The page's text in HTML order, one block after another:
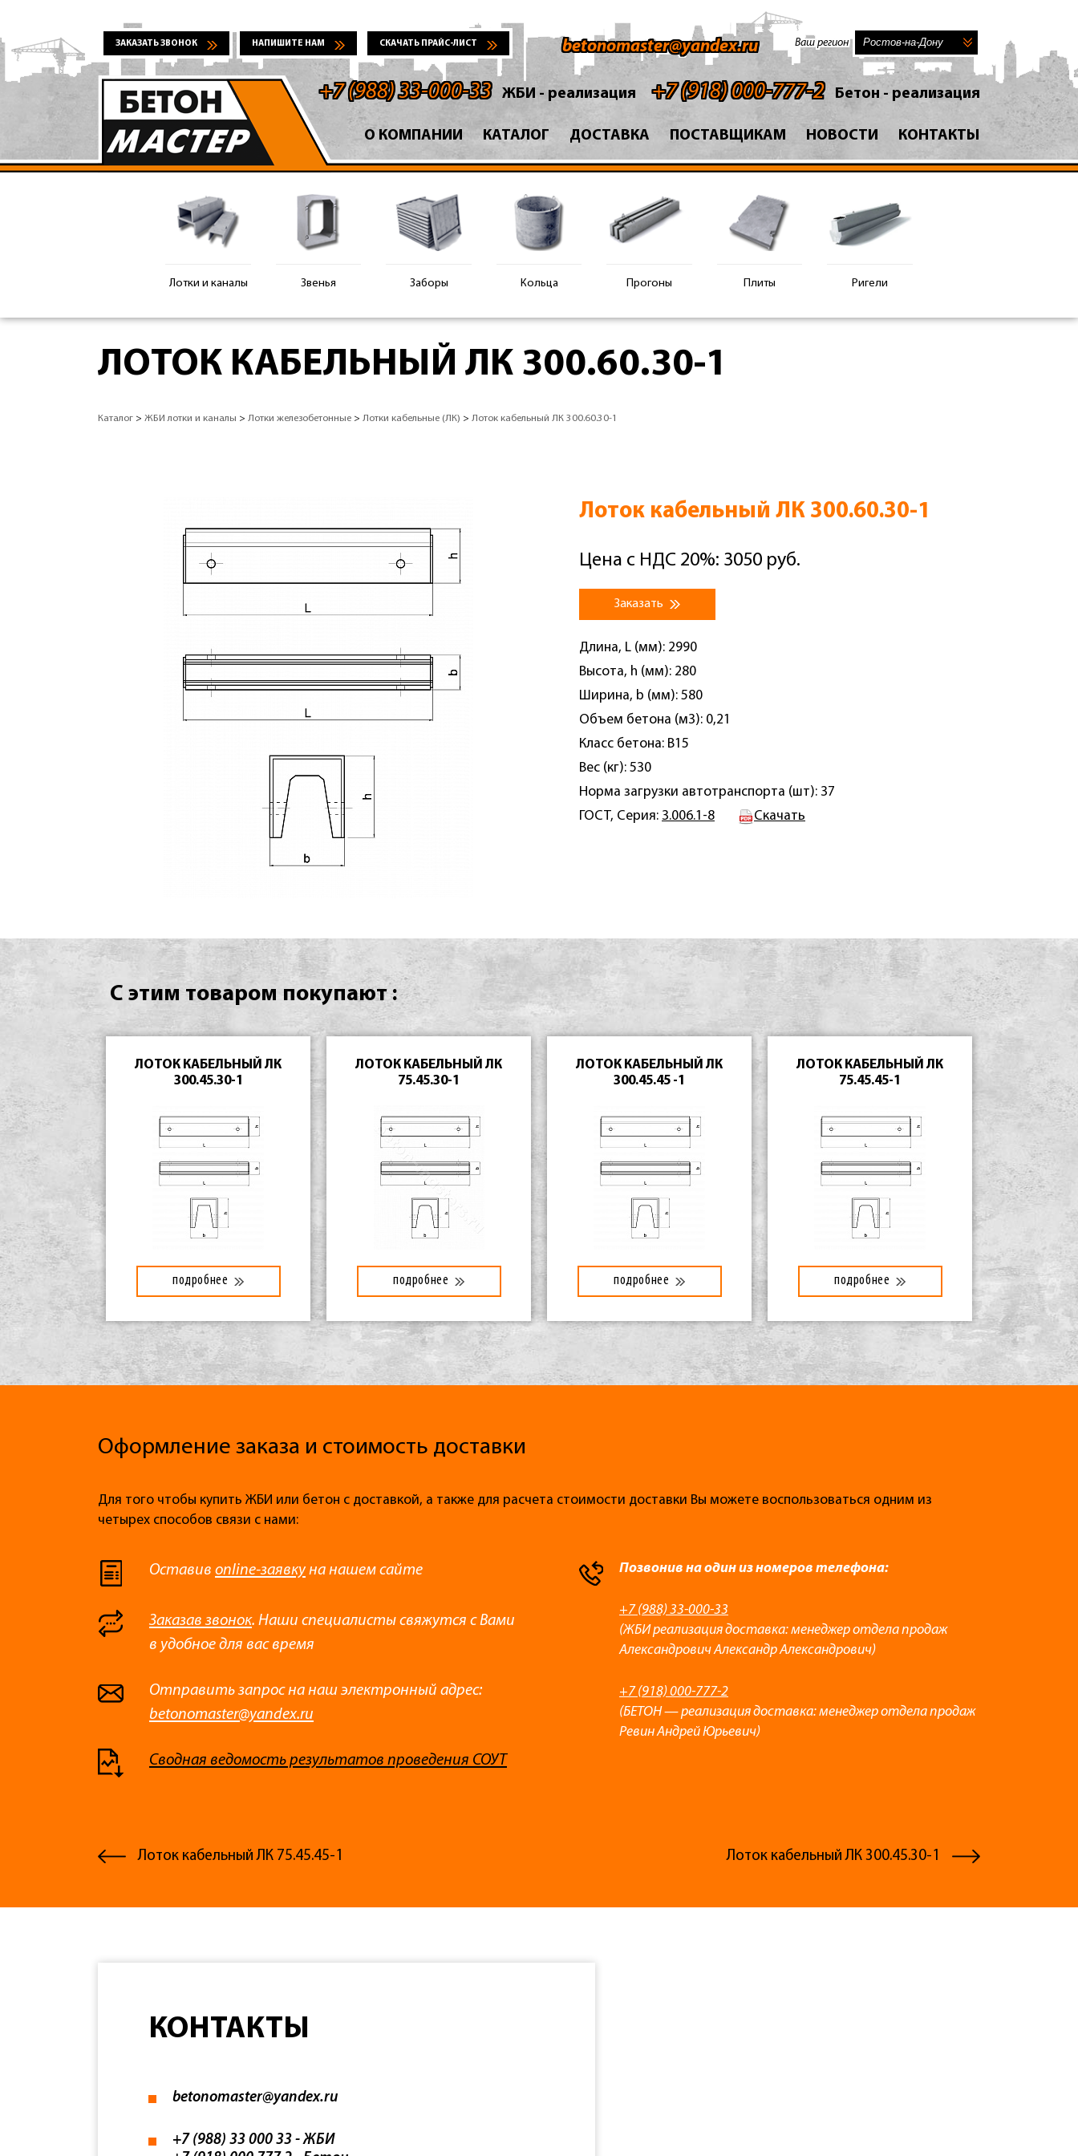
ЗАКАЗАТЬ ЗВОНОК НАПИШИТЕ НАМ СКАЧАТЬ ПРАЙС-ЛИСТ betonomaster@yandex.ru Ваш регион
+7 (988) 33-000-33 ЖБИ - реализация +7 (918) 000-777-2 Бетон - реализация
О КОМПАНИИ КАТАЛОГ ДОСТАВКА ПОСТАВЩИКАМ НОВОСТИ КОНТАКТЫ
Лотки и каналы Звенья Заборы Кольца Прогоны Плиты Ригели
ЛОТОК КАБЕЛЬНЫЙ ЛК 300.60.30-1
Каталог > ЖБИ лотки и каналы > Лотки железобетонные > Лотки кабельные (ЛК) > Лоток кабельный ЛК 300.60.30-1
Лоток кабельный ЛК 300.60.30-1
Цена с НДС 20%: 3050 руб.
Заказать
Длина, L (мм): 2990
Высота, h (мм): 280
Ширина, b (мм): 580
Объем бетона (м3): 0,21
Класс бетона: B15
Вес (кг): 530
Норма загрузки автотранспорта (шт): 37
ГОСТ, Серия: 3.006.1-8 Скачать
С этим товаром покупают :
ЛОТОК КАБЕЛЬНЫЙ ЛК
300.45.30-1
подробнее
ЛОТОК КАБЕЛЬНЫЙ ЛК
75.45.30-1
подробнее
ЛОТОК КАБЕЛЬНЫЙ ЛК
300.45.45 -1
подробнее
ЛОТОК КАБЕЛЬНЫЙ ЛК
75.45.45-1
подробнее
Оформление заказа и стоимость доставки
Для того чтобы купить ЖБИ или бетон с доставкой, а также для расчета стоимости доставки Вы можете воспользоваться одним из
четырех способов связи с нами:
Оставив online-заявкуна нашем сайте
Заказав звонок. Наши специалисты свяжутся с Вами
в удобное для вас время
Отправить запрос на наш электронный адрес:
betonomaster@yandex.ru
Сводная ведомость результатов проведения СОУТ
Позвонив на один из номеров телефона:
+7 (988) 33-000-33
(ЖБИ реализация доставка: менеджер отдела продаж
Александрович Александр Александрович)
+7 (918) 000-777-2
(БЕТОН — реализация доставка: менеджер отдела продаж
Ревин Андрей Юрьевич)
Лоток кабельный ЛК 75.45.45-1 Лоток кабельный ЛК 300.45.30-1
КОНТАКТЫ
betonomaster@yandex.ru
+7 (988) 33 000 33 - ЖБИ